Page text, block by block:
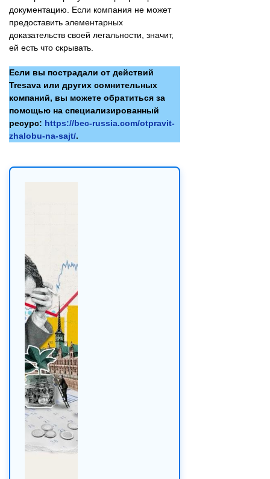
документацию. Если компания не может
предоставить элементарных
доказательств своей легальности, значит,
ей есть что скрывать.
Если вы пострадали от действий
Tresava или других сомнительных
компаний, вы можете обратиться за
помощью на специализированный
ресурс: https://bec-russia.com/otpravit-
zhalobu-na-sajt/.